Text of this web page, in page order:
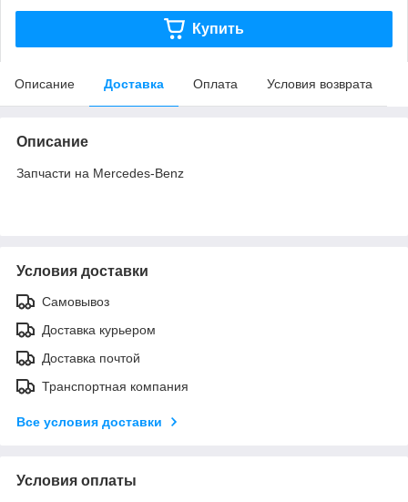
Купить
Описание Доставка Оплата Условия возврата
Описание
Запчасти на Mercedes-Benz
Условия доставки
Самовывоз
Доставка курьером
Доставка почтой
Транспортная компания
Все условия доставки
Условия оплаты